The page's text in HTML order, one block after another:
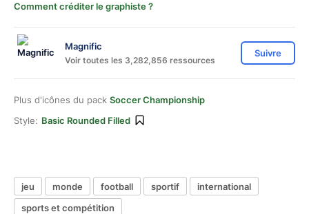
Comment créditer le graphiste ?
Magnific
Voir toutes les 3,282,856 ressources
Suivre
Plus d'icônes du pack Soccer Championship
Style: Basic Rounded Filled
jeu monde football sportif
international
sports et compétition